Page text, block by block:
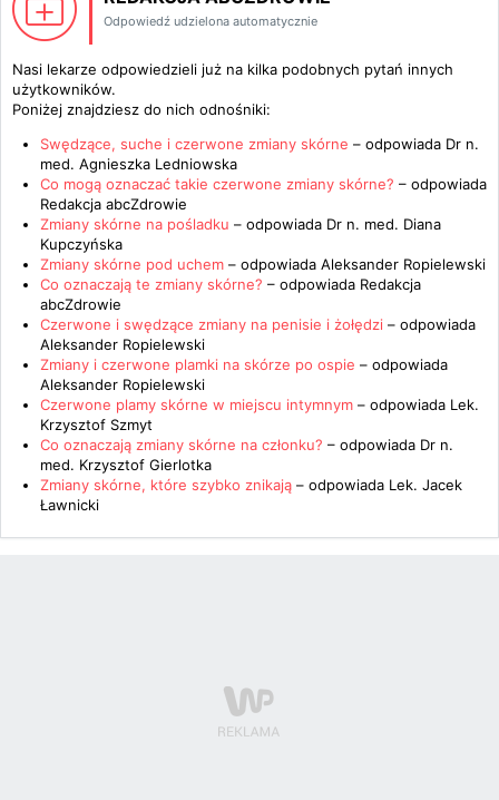
Odpowiedź udzielona automatycznie
Nasi lekarze odpowiedzieli już na kilka podobnych pytań innych
użytkowników.
Poniżej znajdziesz do nich odnośniki:
Swędzące, suche i czerwone zmiany skórne – odpowiada Dr n.
med. Agnieszka Ledniowska
Co mogą oznaczać takie czerwone zmiany skórne? – odpowiada
Redakcja abcZdrowie
Zmiany skórne na pośladku – odpowiada Dr n. med. Diana
Kupczyńska
Zmiany skórne pod uchem – odpowiada Aleksander Ropielewski
Co oznaczają te zmiany skórne? – odpowiada Redakcja
abcZdrowie
Czerwone i swędzące zmiany na penisie i żołędzi – odpowiada
Aleksander Ropielewski
Zmiany i czerwone plamki na skórze po ospie – odpowiada
Aleksander Ropielewski
Czerwone plamy skórne w miejscu intymnym – odpowiada Lek.
Krzysztof Szmyt
Co oznaczają zmiany skórne na członku? – odpowiada Dr n.
med. Krzysztof Gierlotka
Zmiany skórne, które szybko znikają – odpowiada Lek. Jacek
Ławnicki